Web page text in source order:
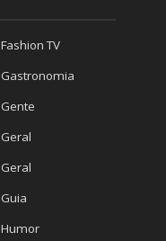
Fashion TV
Gastronomia
Gente
Geral
Geral
Guia
Humor